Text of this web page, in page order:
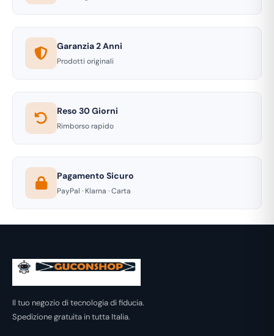
Garanzia 2 Anni
Prodotti originali
Reso 30 Giorni
Rimborso rapido
Pagamento Sicuro
PayPal · Klarna · Carta
Il tuo negozio di tecnologia di fiducia.
Spedizione gratuita in tutta Italia.